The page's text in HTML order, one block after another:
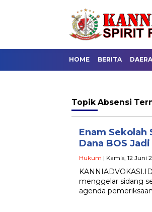
HOME BERITA
Topik Absensi
Enam Sekolah
Dana BOS
Hukum | Kamis, 12 Juni
menggelar sidang
agenda